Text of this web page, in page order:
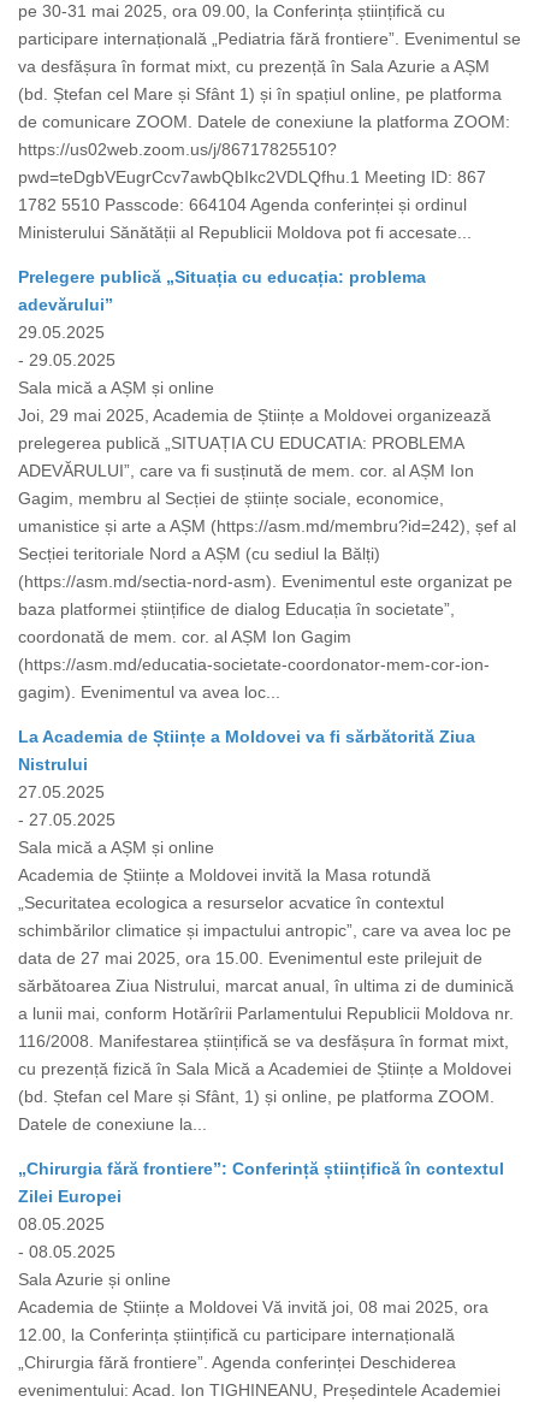
pe 30-31 mai 2025, ora 09.00, la Conferința științifică cu
participare internațională „Pediatria fără frontiere”. Evenimentul se
va desfășura în format mixt, cu prezență în Sala Azurie a AȘM
(bd. Ștefan cel Mare și Sfânt 1) și în spațiul online, pe platforma
de comunicare ZOOM. Datele de conexiune la platforma ZOOM:
https://us02web.zoom.us/j/86717825510?
pwd=teDgbVEugrCcv7awbQbIkc2VDLQfhu.1 Meeting ID: 867
1782 5510 Passcode: 664104 Agenda conferinței și ordinul
Ministerului Sănătății al Republicii Moldova pot fi accesate...
Prelegere publică „Situația cu educația: problema
adevărului”
29.05.2025
- 29.05.2025
Sala mică a AȘM și online
Joi, 29 mai 2025, Academia de Științe a Moldovei organizează
prelegerea publică „SITUAȚIA CU EDUCATIA: PROBLEMA
ADEVĂRULUI”, care va fi susținută de mem. cor. al AȘM Ion
Gagim, membru al Secției de științe sociale, economice,
umanistice și arte a AȘM (https://asm.md/membru?id=242), șef al
Secției teritoriale Nord a AȘM (cu sediul la Bălți)
(https://asm.md/sectia-nord-asm). Evenimentul este organizat pe
baza platformei științifice de dialog Educația în societate”,
coordonată de mem. cor. al AȘM Ion Gagim
(https://asm.md/educatia-societate-coordonator-mem-cor-ion-
gagim). Evenimentul va avea loc...
La Academia de Științe a Moldovei va fi sărbătorită Ziua
Nistrului
27.05.2025
- 27.05.2025
Sala mică a AȘM și online
Academia de Științe a Moldovei invită la Masa rotundă
„Securitatea ecologica a resurselor acvatice în contextul
schimbărilor climatice și impactului antropic”, care va avea loc pe
data de 27 mai 2025, ora 15.00. Evenimentul este prilejuit de
sărbătoarea Ziua Nistrului, marcat anual, în ultima zi de duminică
a lunii mai, conform Hotărîrii Parlamentului Republicii Moldova nr.
116/2008. Manifestarea științifică se va desfășura în format mixt,
cu prezență fizică în Sala Mică a Academiei de Științe a Moldovei
(bd. Ștefan cel Mare și Sfânt, 1) și online, pe platforma ZOOM.
Datele de conexiune la...
„Chirurgia fără frontiere”: Conferință științifică în contextul
Zilei Europei
08.05.2025
- 08.05.2025
Sala Azurie și online
Academia de Științe a Moldovei Vă invită joi, 08 mai 2025, ora
12.00, la Conferința științifică cu participare internațională
„Chirurgia fără frontiere”. Agenda conferinței Deschiderea
evenimentului: Acad. Ion TIGHINEANU, Președintele Academiei